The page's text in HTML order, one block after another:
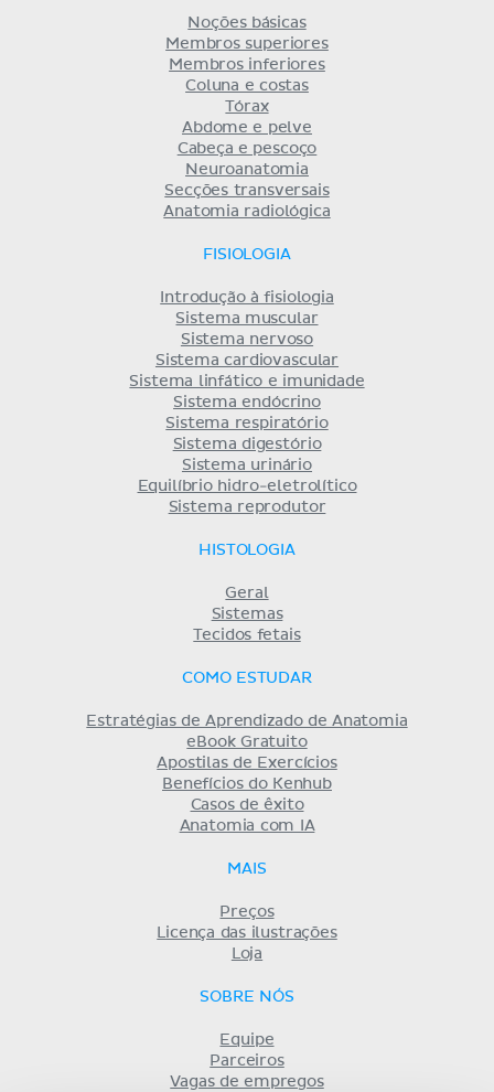
Noções básicas
Membros superiores
Membros inferiores
Coluna e costas
Tórax
Abdome e pelve
Cabeça e pescoço
Neuroanatomia
Secções transversais
Anatomia radiológica
FISIOLOGIA
Introdução à fisiologia
Sistema muscular
Sistema nervoso
Sistema cardiovascular
Sistema linfático e imunidade
Sistema endócrino
Sistema respiratório
Sistema digestório
Sistema urinário
Equilíbrio hidro-eletrolítico
Sistema reprodutor
HISTOLOGIA
Geral
Sistemas
Tecidos fetais
COMO ESTUDAR
Estratégias de Aprendizado de Anatomia
eBook Gratuito
Apostilas de Exercícios
Benefícios do Kenhub
Casos de êxito
Anatomia com IA
MAIS
Preços
Licença das ilustrações
Loja
SOBRE NÓS
Equipe
Parceiros
Vagas de empregos